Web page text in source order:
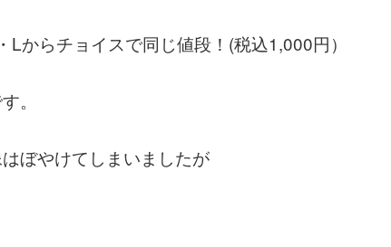
からチョイスで同じ値段！(税込1,000円）
。
ぼやけてしまいましたが